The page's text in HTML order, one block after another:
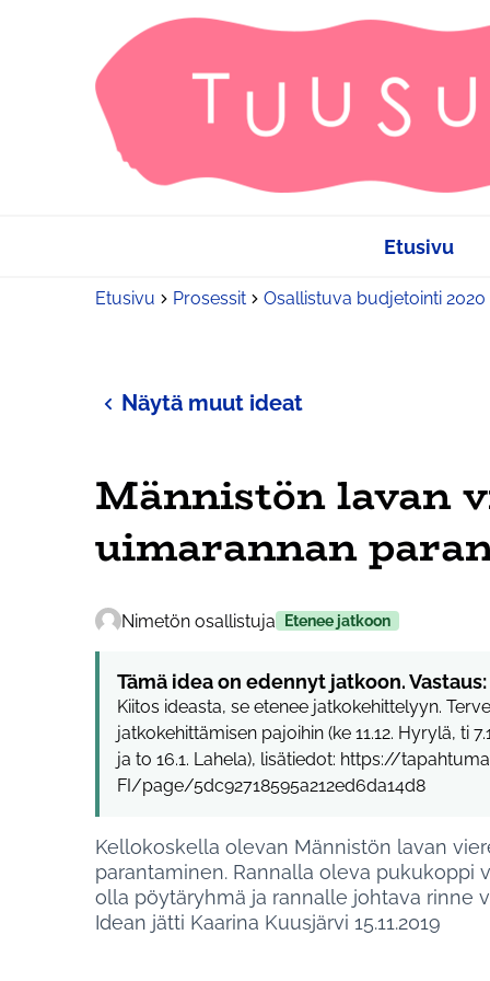
Etusivu
Etusivu Prosessit Osallistuva budjetointi 2020
Näytä muut ideat
Männistön lavan
uimarannan
Nimetön osallistuja Etenee jatkoon
Tämä idea on edennyt jatkoon. Vastaus:
Kiitos ideasta, se etenee jatkokehittelyyn.
jatkokehittämisen pajoihin (ke 11.12. Hyrylä, ti
ja to 16.1. Lahela), lisätiedot: https://
FI/page/5dc92718595a212ed6da14d8
Kellokoskella olevan Männistön lavan
parantaminen. Rannalla oleva pukukoppi
olla pöytäryhmä ja rannalle johtava rinne
Idean jätti Kaarina Kuusjärvi 15.11.2019